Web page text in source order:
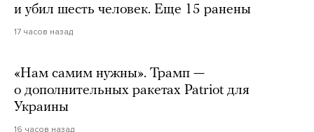
и убил шесть человек. Еще 15 ранены
17 часов назад
«Нам самим нужны». Трамп —
о дополнительных ракетах Patriot для
Украины
16 часов назад